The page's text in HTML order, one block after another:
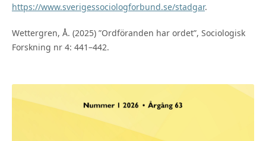
https://www.sverigessociologforbund.se/stadgar.
Wettergren, Å. (2025) ”Ordföranden har ordet”, Sociologisk
Forskning nr 4: 441–442.